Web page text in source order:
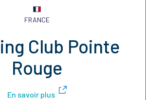
FRANCE
Club Pointe
Rouge
En savoir plus